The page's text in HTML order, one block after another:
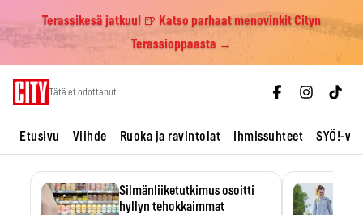
Terassikesä jatkuu! 🍺 Katso parhaat menovinkit Cityn
Terassioppaasta →
Tätä et odottanut
Etusivu Viihde Ruoka ja ravintolat Ihmissuhteet SYÖ!-
Silmänliiketutkimus osoitti
hyllyn tehokkaimmat